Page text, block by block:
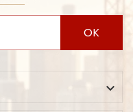
OK
